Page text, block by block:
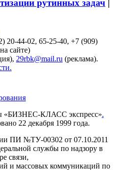
рутинных задач |
20-44-02, 65-25-40, +7 (909)
сайте)
29rbk@mail.ru (реклама).
«БИЗНЕС-КЛАСС экспресс».
22 декабря 1999 года.
ПИ №ТУ-00302 от 07.10.2011
службы по надзору в
связи,
и массовых коммуникаций по